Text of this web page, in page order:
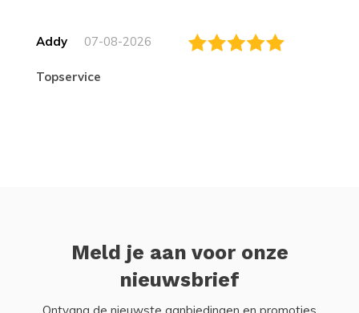
Addy 07-08-2026
topservice
Meld je aan voor onze
nieuwsbrief
Ontvang de nieuwste aanbiedingen en promoties